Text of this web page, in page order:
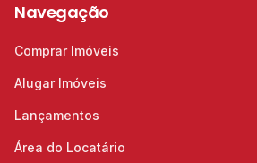
Navegação
Comprar Imóveis
Alugar Imóveis
Lançamentos
Área do Locatário